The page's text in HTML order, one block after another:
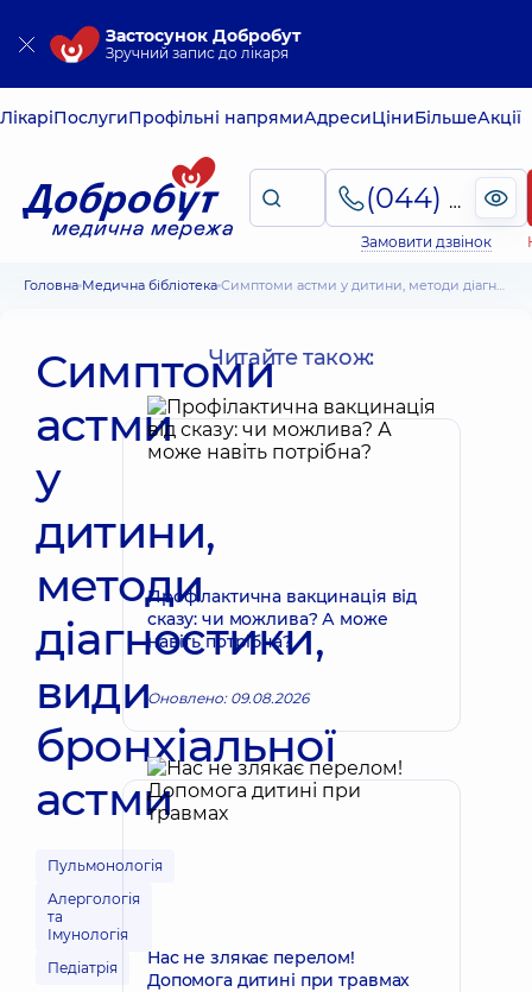
Застосунок Добробут
Зручний запис до лікаря
ЛікаріПослугиПрофільні напрямиАдресиЦіниБільшеАкції
(044) 495-2-888
Замовити дзвінок
Головна Медична бібліотека Симптоми астми у дитини, методи діагностики, види бронхіальної астми
Симптоми
астми
у
дитини,
методи
діагностики,
види
бронхіальної
астми
Пульмонологія
Алергологія
та
Імунологія
Педіатрія
Читайте також:
Профілактична вакцинація від
сказу: чи можлива? А може
навіть потрібна?
Оновлено: 09.08.2026
Нас не злякає перелом!
Допомога дитині при травмах